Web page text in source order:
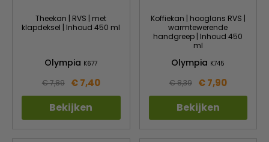
Theekan | RVS | met
klapdeksel | Inhoud 450 ml
Olympia K677
€ 7,89 € 7,40
Bekijken
Koffiekan | hooglans RVS |
warmtewerende
handgreep | Inhoud 450
ml
Olympia K745
€ 8,39 € 7,90
Bekijken